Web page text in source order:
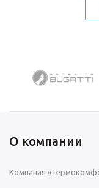
О компании
Компания